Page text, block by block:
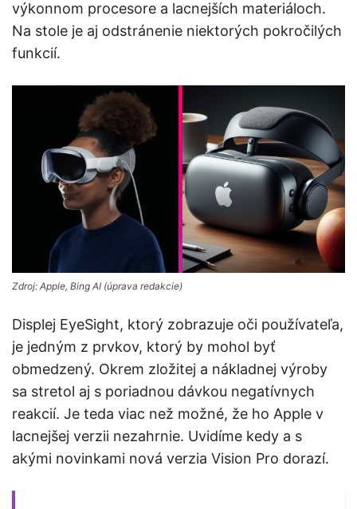
výkonnom procesore a lacnejších materiáloch.
Na stole je aj odstránenie niektorých pokročilých
funkcií.
Zdroj: Apple, Bing AI (úprava redakcie)
Displej EyeSight, ktorý zobrazuje oči používateľa,
je jedným z prvkov, ktorý by mohol byť
obmedzený. Okrem zložitej a nákladnej výroby
sa stretol aj s poriadnou dávkou negatívnych
reakcií. Je teda viac než možné, že ho Apple v
lacnejšej verzii nezahrnie. Uvidíme kedy a s
akými novinkami nová verzia Vision Pro dorazí.